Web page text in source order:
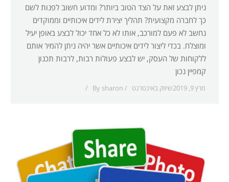
ניתן לבצע זאת על הצד הטוב ביותר? ומדוע חשוב לפנות לשם
כך לחברה מקצועית? תהליך יצירת לידים איכותיים וממוקדים
נחשב לא פעם למורכב, אותו לא כל אחד יכול לבצע באופן יעיל
ומוצלח. בכדי ליצור לידים איכותיים אשר יהיה ניתן להמיר אותם
ללקוחות של העסק, יש לבצע פעולות רבות, לרבות תכנון
קמפיין נכון
מרץ 9, 2019 שיווק באינטרנט By sharon